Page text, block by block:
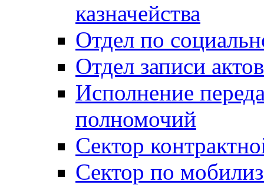
казначейства
Отдел по
Отдел записи
Исполнение
полномочий
Сектор
Сектор по